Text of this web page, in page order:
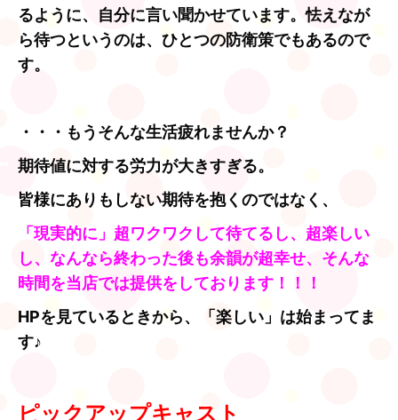
るように、自分に言い聞かせています。怯えなが
ら待つというのは、ひとつの防衛策でもあるので
す。
・・・もうそんな生活疲れませんか？
期待値に対する労力が大きすぎる。
皆様にありもしない期待を抱くのではなく、
「現実的に」超ワクワクして待てるし、超楽しい
し、なんなら終わった後も余韻が超幸せ、そんな
時間を当店では提供をしております！！！
HPを見ているときから、「楽しい」は始まってま
す♪
ピックアップキャスト